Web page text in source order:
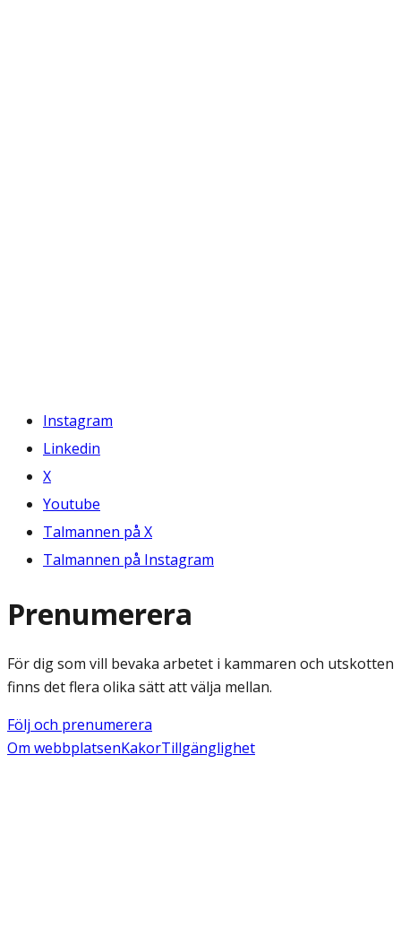
Instagram
Linkedin
X
Youtube
Talmannen på X
Talmannen på Instagram
Prenumerera
För dig som vill bevaka arbetet i kammaren och utskotten
finns det flera olika sätt att välja mellan.
Följ och prenumerera
Om webbplatsenKakorTillgänglighet